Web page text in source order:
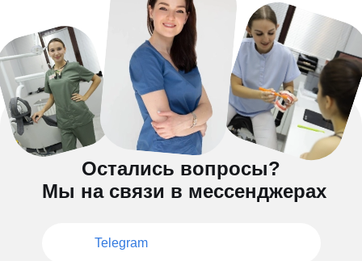
Остались вопросы?
Мы на связи в мессенджерах
Telegram